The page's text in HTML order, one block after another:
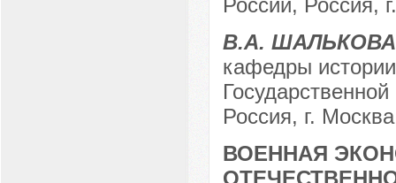
России, Россия,
В.А. ШАЛЬКОВА
кафедры
Россия, г. Москва
ВОЕННАЯ